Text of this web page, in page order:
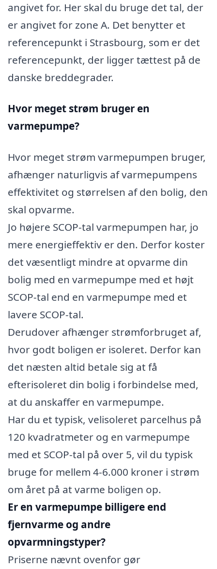
angivet for. Her skal du bruge det tal, der
er angivet for zone A. Det benytter et
referencepunkt i Strasbourg, som er det
referencepunkt, der ligger tættest på de
danske breddegrader.
Hvor meget strøm bruger en
varmepumpe?
Hvor meget strøm varmepumpen bruger,
afhænger naturligvis af varmepumpens
effektivitet og størrelsen af den bolig, den
skal opvarme.
Jo højere SCOP-tal varmepumpen har, jo
mere energieffektiv er den. Derfor koster
det væsentligt mindre at opvarme din
bolig med en varmepumpe med et højt
SCOP-tal end en varmepumpe med et
lavere SCOP-tal.
Derudover afhænger strømforbruget af,
hvor godt boligen er isoleret. Derfor kan
det næsten altid betale sig at få
efterisoleret din bolig i forbindelse med,
at du anskaffer en varmepumpe.
Har du et typisk, velisoleret parcelhus på
120 kvadratmeter og en varmepumpe
med et SCOP-tal på over 5, vil du typisk
bruge for mellem 4-6.000 kroner i strøm
om året på at varme boligen op.
Er en varmepumpe billigere end
fjernvarme og andre
opvarmningstyper?
Priserne nævnt ovenfor gør